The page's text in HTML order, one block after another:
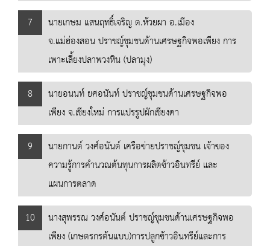
7
นายเกษม แสนฤทธิ์เจริญ ต.ห้วยผา อ.เมือง
จ.แม่ฮ่องสอน ปราชญ์ชุมชนด้านเศรษฐกิจพอเพียง การ
เพาะเลี้ยงปลาพวงหิน (ปลามุง)
8
นายอนนท์ ยศอนันท์ ปราชญ์ชุมชนด้านเศรษฐกิจพอ
เพียง จ.เชียงใหม่ การแปรรูปผักเชียงดา
9
นายกานต์ วงศ์อนันต์ เครือข่ายปราชญ์ชุมชน เจ้าของ
ความรู้การคำนวณต้นทุนการผลิตข้าวอินทรีย์ และ
แผนการตลาด
10
นางสุพรรณ วงศ์อนันต์ ปราชญ์ชุมชนด้านเศรษฐกิจพอ
เพียง (เกษตรกรต้นแบบ)การปลูกข้าวอินทรีย์และการ